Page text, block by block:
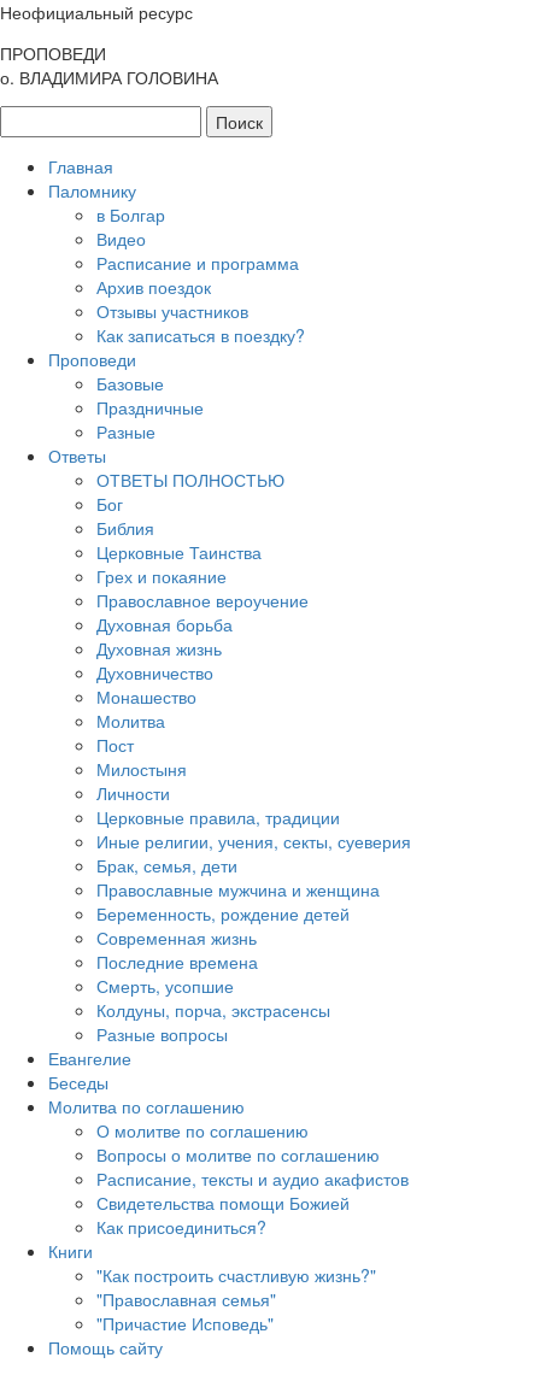
Неофициальный ресурс
ПРОПОВЕДИ
о. ВЛАДИМИРА ГОЛОВИНА
Главная
Паломнику
в Болгар
Видео
Расписание и программа
Архив поездок
Отзывы участников
Как записаться в поездку?
Проповеди
Базовые
Праздничные
Разные
Ответы
ОТВЕТЫ ПОЛНОСТЬЮ
Бог
Библия
Церковные Таинства
Грех и покаяние
Православное вероучение
Духовная борьба
Духовная жизнь
Духовничество
Монашество
Молитва
Пост
Милостыня
Личности
Церковные правила, традиции
Иные религии, учения, секты, суеверия
Брак, семья, дети
Православные мужчина и женщина
Беременность, рождение детей
Современная жизнь
Последние времена
Смерть, усопшие
Колдуны, порча, экстрасенсы
Разные вопросы
Евангелие
Беседы
Молитва по соглашению
О молитве по соглашению
Вопросы о молитве по соглашению
Расписание, тексты и аудио акафистов
Свидетельства помощи Божией
Как присоединиться?
Книги
"Как построить счастливую жизнь?"
"Православная семья"
"Причастие Исповедь"
Помощь сайту